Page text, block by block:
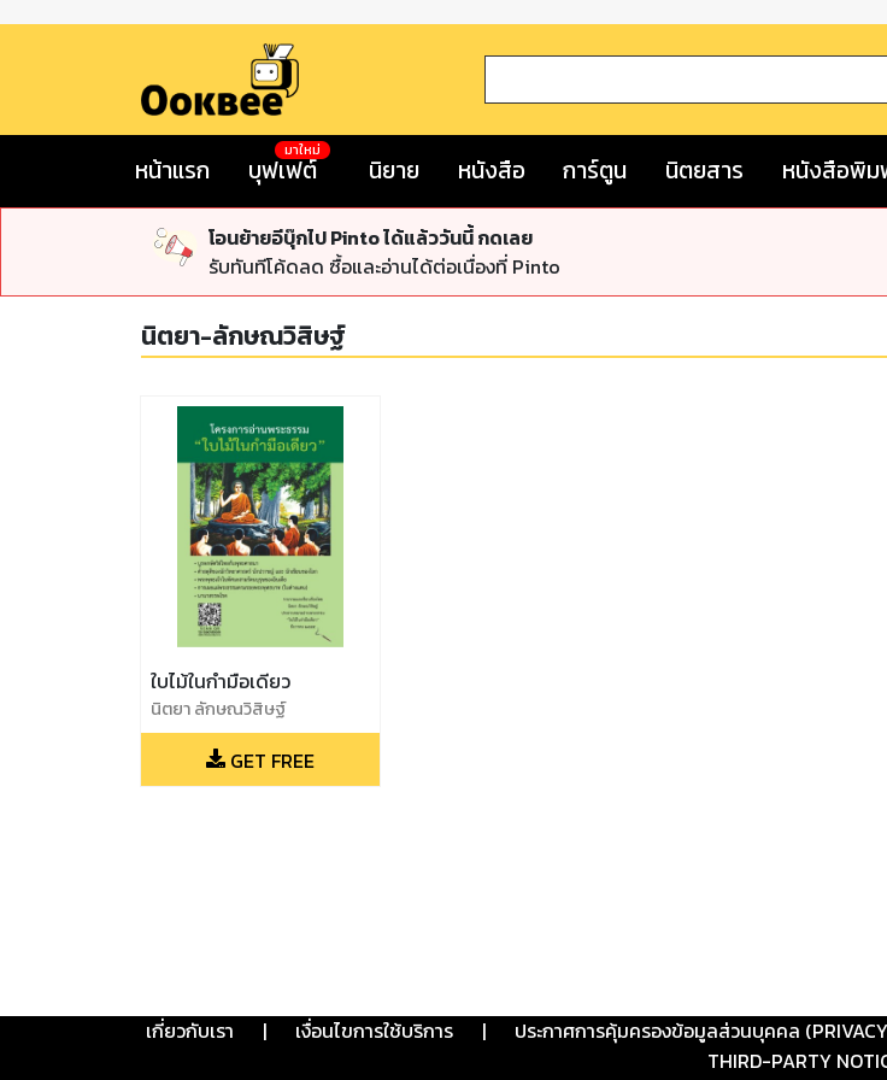
หน้าแรก บุฟเฟต์
มาใหม่
นิยาย หนังสือ การ์ตูน นิตยสาร หนังสือพิ
โอนย้ายอีบุ๊กไป Pinto ได้แล้ววันนี้ กดเลย
รับทันทีโค้ดลด ซื้อและอ่านได้ต่อเนื่องที่ Pinto
นิตยา-ลักษณวิสิษฐ์
ใบไม้ในกำมือเดียว
นิตยา ลักษณวิสิษฐ์
GET FREE
เกี่ยวกับเรา | เงื่อนไขการใช้บริการ | ประกาศการคุ้มครองข้อมูลส่วนบุคคล
THIRD-PARTY